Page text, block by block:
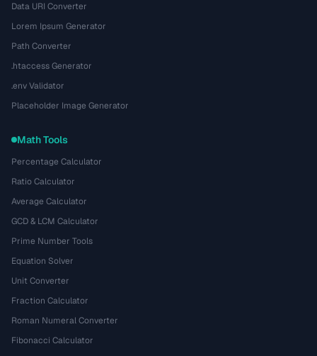
Data URI Converter
Lorem Ipsum Generator
Path Converter
.htaccess Generator
.env Validator
Placeholder Image Generator
Math Tools
Percentage Calculator
Ratio Calculator
Average Calculator
GCD & LCM Calculator
Prime Number Tools
Equation Solver
Unit Converter
Fraction Calculator
Roman Numeral Converter
Fibonacci Calculator